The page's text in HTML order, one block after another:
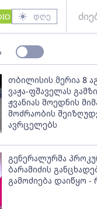
დღე
თბილისის მერია 8
ვაჟა-ფშაველას
ჟვანიას მოედნის
მოძრაობის
ავრცელებს
გენერალურმა
ბარამიძის
გამოძიება დაიწყო -